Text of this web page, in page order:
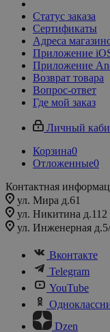
Статус заказа
Сертификаты
Адреса
Приложение
Приложение
Возврат товара
Вопрос-ответ
Где мой заказ
Личный
Корзина0
Отложенные0
Контактная
ул. Мира д.61
ул. Никитина
ул. Инженерная
Вконтакте
Telegram
YouTube
Dzen